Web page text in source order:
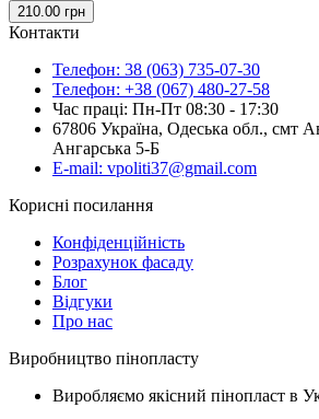
210.00 грн
Контакти
Телефон: 38 (063) 735-07-30
Телефон: +38 (067) 480-27-58
Час праці: Пн-Пт 08:30 - 17:30
67806 Україна, Одеська обл., смт
Ангарська 5-Б
E-mail: vpoliti37@gmail.com
Корисні посилання
Конфіденційність
Розрахунок фасаду
Блог
Відгуки
Про нас
Виробництво пінопласту
Виробляємо якісний пінопласт в